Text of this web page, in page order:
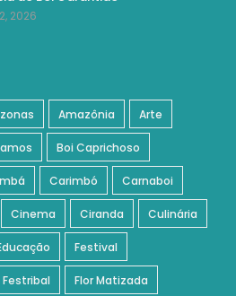
2026
Amazônia Arte
Boi Caprichoso
Carimbó Carnaboi
Cinema Ciranda Culinária
Festival
Festribal Flor Matizada